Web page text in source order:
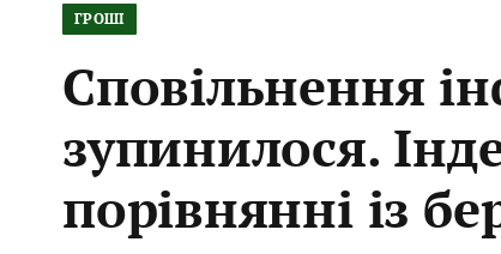
ГРОШІ
Сповільнення
зупинилося.
порівнянні із